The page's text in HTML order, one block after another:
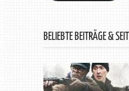
BELIEBTE BEITRÄGE &